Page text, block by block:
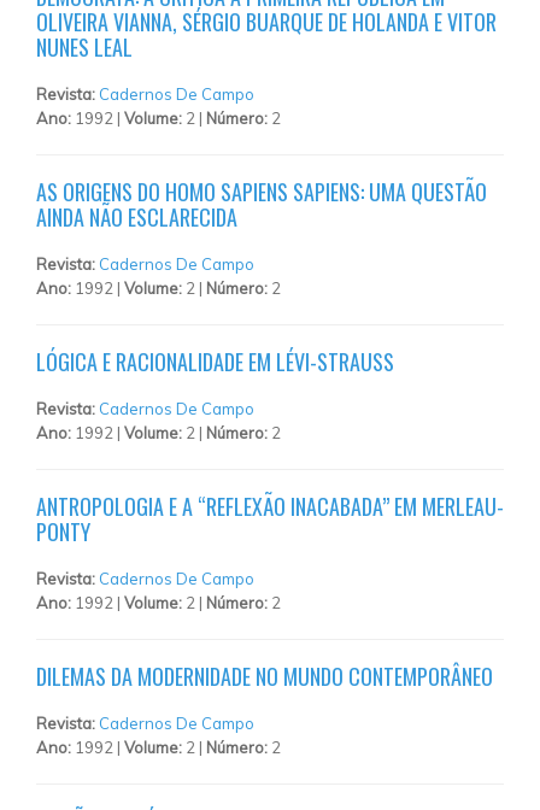
OLIVEIRA VIANNA, SÉRGIO BUARQUE DE HOLANDA E VITOR
NUNES LEAL
Revista: Cadernos De Campo
Ano: 1992 | Volume: 2 | Número: 2
AS ORIGENS DO HOMO SAPIENS SAPIENS: UMA QUESTÃO
AINDA NÃO ESCLARECIDA
Revista: Cadernos De Campo
Ano: 1992 | Volume: 2 | Número: 2
LÓGICA E RACIONALIDADE EM LÉVI-STRAUSS
Revista: Cadernos De Campo
Ano: 1992 | Volume: 2 | Número: 2
ANTROPOLOGIA E A “REFLEXÃO INACABADA” EM MERLEAU-
PONTY
Revista: Cadernos De Campo
Ano: 1992 | Volume: 2 | Número: 2
DILEMAS DA MODERNIDADE NO MUNDO CONTEMPORÂNEO
Revista: Cadernos De Campo
Ano: 1992 | Volume: 2 | Número: 2